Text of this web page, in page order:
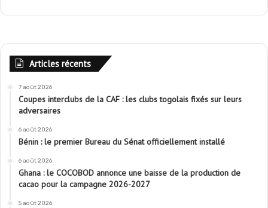
Articles récents
7 août 2026
Coupes interclubs de la CAF : les clubs togolais fixés sur leurs
adversaires
6 août 2026
Bénin : le premier Bureau du Sénat officiellement installé
6 août 2026
Ghana : le COCOBOD annonce une baisse de la production de
cacao pour la campagne 2026-2027
5 août 2026